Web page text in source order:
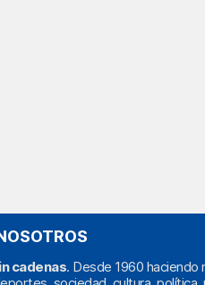
cadenas. Desde 1960 haciendo